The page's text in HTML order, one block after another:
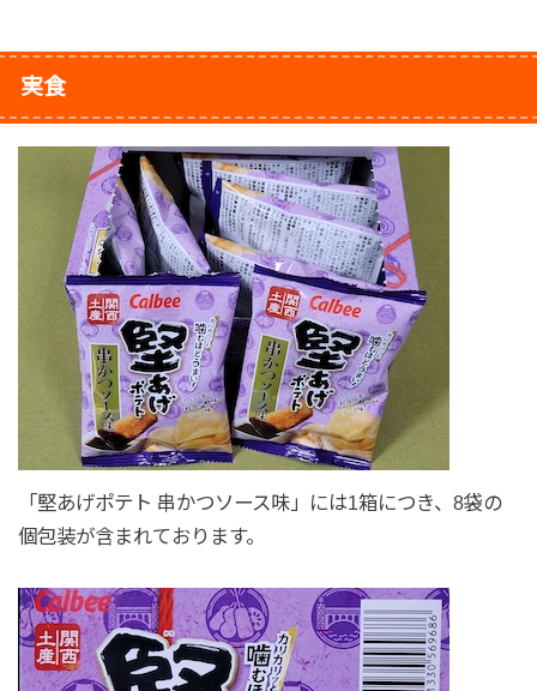
実食
「堅あげポテト 串かつソース味」には1箱につき、8袋の
個包装が含まれております。